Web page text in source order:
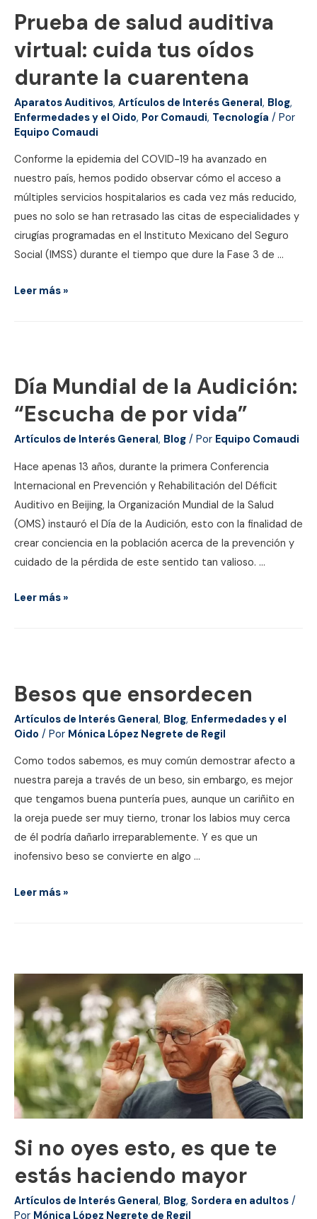
Prueba de salud auditiva
virtual: cuida tus oídos
durante la cuarentena
Aparatos Auditivos, Artículos de Interés General, Blog,
Enfermedades y el Oido, Por Comaudi, Tecnología / Por
Equipo Comaudi
Conforme la epidemia del COVID-19 ha avanzado en
nuestro país, hemos podido observar cómo el acceso a
múltiples servicios hospitalarios es cada vez más reducido,
pues no solo se han retrasado las citas de especialidades y
cirugías programadas en el Instituto Mexicano del Seguro
Social (IMSS) durante el tiempo que dure la Fase 3 de …
Prueba
cuida
tus
oídos
durante
la
cuarentena
Leer más »
Día Mundial de la Audición:
“Escucha de por vida”
Artículos de Interés General, Blog / Por Equipo Comaudi
Hace apenas 13 años, durante la primera Conferencia
Internacional en Prevención y Rehabilitación del Déficit
Auditivo en Beijing, la Organización Mundial de la Salud
(OMS) instauró el Día de la Audición, esto con la finalidad de
crear conciencia en la población acerca de la prevención y
cuidado de la pérdida de este sentido tan valioso. …
Día
“Escucha
de
por
Leer más »
Besos que ensordecen
Artículos de Interés General, Blog, Enfermedades y el
Oido / Por Mónica López Negrete de Regil
Como todos sabemos, es muy común demostrar afecto a
nuestra pareja a través de un beso, sin embargo, es mejor
que tengamos buena puntería pues, aunque un cariñito en
la oreja puede ser muy tierno, tronar los labios muy cerca
de él podría dañarlo irreparablemente. Y es que un
inofensivo beso se convierte en algo …
Besos
Leer más »
Si no oyes esto, es que te
estás haciendo mayor
Artículos de Interés General, Blog, Sordera en adultos /
Por Mónica López Negrete de Regil